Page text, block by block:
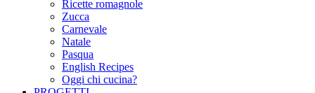
Ricette romagnole
Zucca
Carnevale
Natale
Pasqua
English Recipes
Oggi chi cucina?